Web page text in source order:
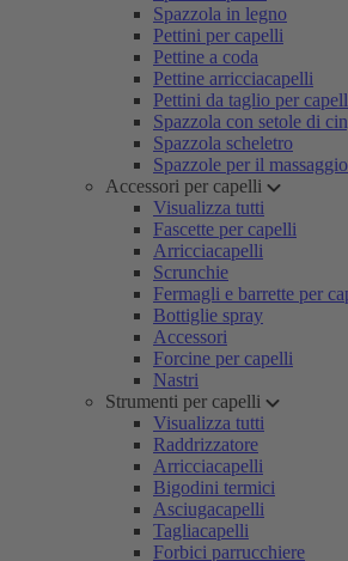
Spazzola in legno
Pettini per capelli
Pettine a coda
Pettine arricciacapelli
Pettini da taglio per
Spazzola con setole di
Spazzola scheletro
Spazzole per il
Accessori per capelli
Visualizza tutti
Fascette per capelli
Arricciacapelli
Scrunchie
Fermagli e barrette per
Bottiglie spray
Accessori
Forcine per capelli
Nastri
Strumenti per capelli
Visualizza tutti
Raddrizzatore
Arricciacapelli
Bigodini termici
Asciugacapelli
Tagliacapelli
Forbici parrucchiere